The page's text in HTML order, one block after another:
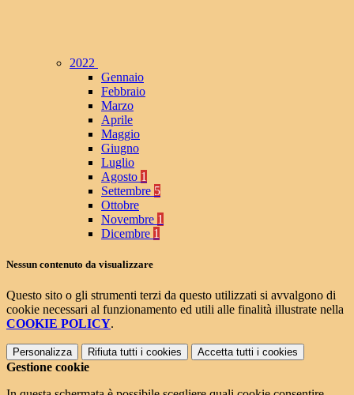
2022
Gennaio
Febbraio
Marzo
Aprile
Maggio
Giugno
Luglio
Agosto 1
Settembre 5
Ottobre
Novembre 1
Dicembre 1
Nessun contenuto da visualizzare
Questo sito o gli strumenti terzi da questo utilizzati si avvalgono di
cookie necessari al funzionamento ed utili alle finalità illustrate nella
COOKIE POLICY.
Personalizza Rifiuta tutti i cookies Accetta tutti i cookies
Gestione cookie